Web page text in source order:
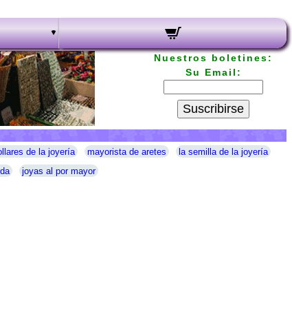
Nuestros boletines:
Su Email:
Suscribirse
de la joyería mayorista de aretes
la semilla de la joyería
joyas al por mayor